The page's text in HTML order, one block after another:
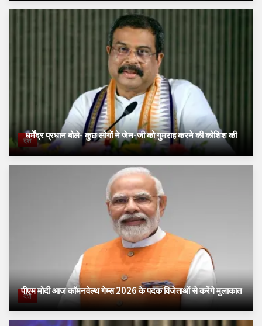
देश
धर्मेंद्र प्रधान बोले- कुछ लोगों ने जेन-जी को गुमराह करने की कोशिश की
देश
पीएम मोदी आज कॉमनवेल्थ गेम्स 2026 के पदक विजेताओं से करेंगे मुलाकात